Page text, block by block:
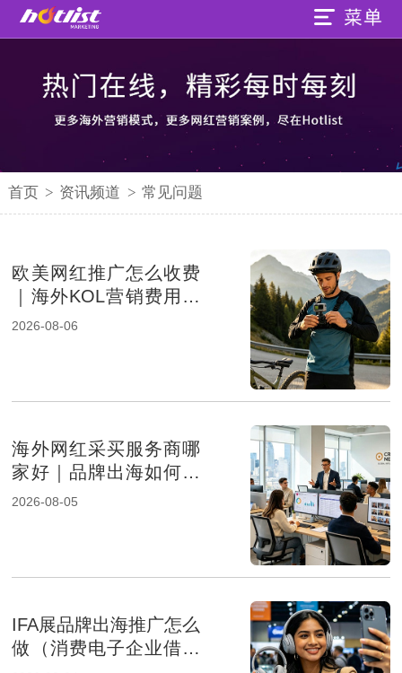
首页 > 资讯频道 > 常见问题
欧美网红推广怎么收费
｜海外KOL营销费用组
成及报价影响因素解析
2026-08-06
海外网红采买服务商哪
家好｜品牌出海如何选
择专业KOL采购机构
2026-08-05
IFA展品牌出海推广怎么
做（消费电子企业借助